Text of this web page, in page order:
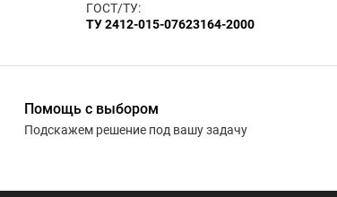
ГОСТ/ТУ:
ТУ 2412-015-07623164-2000
Помощь с выбором
Подскажем решение под вашу задачу